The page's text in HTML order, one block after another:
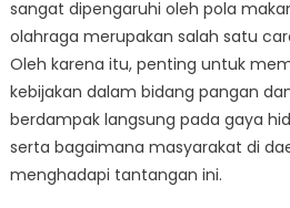
sangat dipengaruhi oleh pola
olahraga merupakan salah satu
Oleh karena itu, penting untuk
kebijakan dalam bidang pangan
berdampak langsung pada gaya
serta bagaimana masyarakat di
menghadapi tantangan ini.